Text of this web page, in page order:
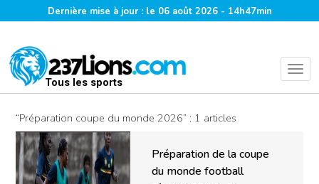
Dernière mise à jour : le 06 août 2026 - 14h47min
Tous les sports
“Préparation coupe du monde 2026” : 1 articles
Préparation de la coupe
du monde football